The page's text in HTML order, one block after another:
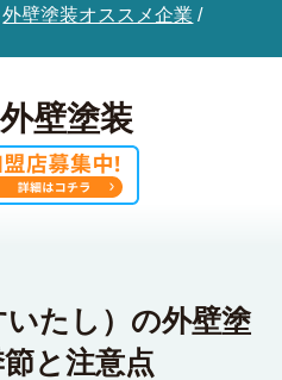
外壁塗装オススメ企業 /
壁塗装
たし）の外壁塗
と注意点